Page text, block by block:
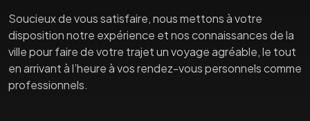
Soucieux de vous satisfaire, nous mettons à votre
disposition notre expérience et nos connaissances de la
ville pour faire de votre trajet un voyage agréable, le tout
en arrivant à l’heure à vos rendez-vous personnels comme
professionnels.